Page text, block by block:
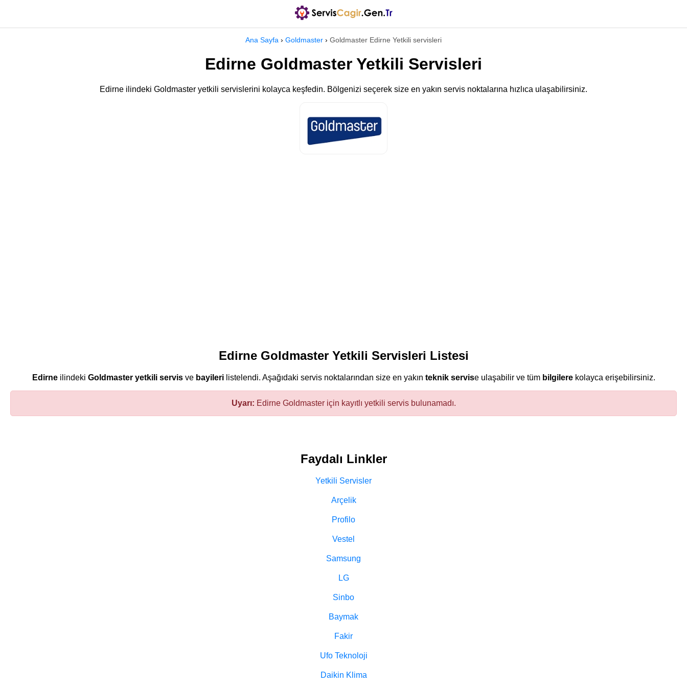
Ana Sayfa › Goldmaster › Goldmaster Edirne Yetkili servisleri
Edirne Goldmaster Yetkili Servisleri
Edirne ilindeki Goldmaster yetkili servislerini kolayca keşfedin. Bölgenizi seçerek size en yakın servis noktalarına hızlıca ulaşabilirsiniz.
Edirne Goldmaster Yetkili Servisleri Listesi
Edirneilindeki Goldmaster yetkili servisve bayilerilistelendi. Aşağıdaki servis noktalarından size en yakın teknik servise ulaşabilir ve tüm bilgilerekolayca erişebilirsiniz.
Uyarı: Edirne Goldmaster için kayıtlı yetkili servis bulunamadı.
Faydalı Linkler
Yetkili Servisler
Arçelik
Profilo
Vestel
Samsung
LG
Sinbo
Baymak
Fakir
Ufo Teknoloji
Daikin Klima